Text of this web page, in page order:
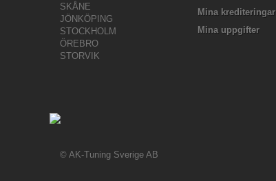
SKÅNE
JÖNKÖPING
STOCKHOLM
ÖREBRO
STORVIK
Mina krediteringar
Mina uppgifter
© AK-Tuning Sverige AB